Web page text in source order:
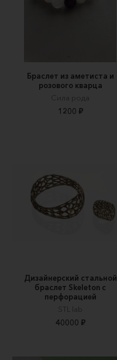
Браслет из аметиста и
розового кварца
Сила рода
1200 ₽
Дизайнерский стальной
браслет Skeleton с
перфорацией
STL lab
40000 ₽